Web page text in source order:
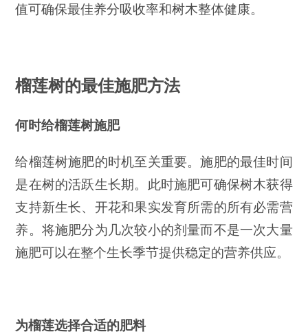
值可确保最佳养分吸收率和树木整体健康。
榴莲树的最佳施肥方法
何时给榴莲树施肥
给榴莲树施肥的时机至关重要。施肥的最佳时间
是在树的活跃生长期。此时施肥可确保树木获得
支持新生长、开花和果实发育所需的所有必需营
养。将施肥分为几次较小的剂量而不是一次大量
施肥可以在整个生长季节提供稳定的营养供应。
为榴莲选择合适的肥料